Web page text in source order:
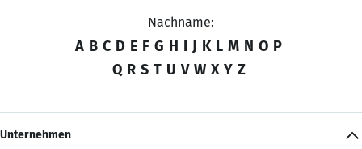
Nachname:
A B C D E F G H I J K L M N O P
Q R S T U V W X Y Z
Unternehmen